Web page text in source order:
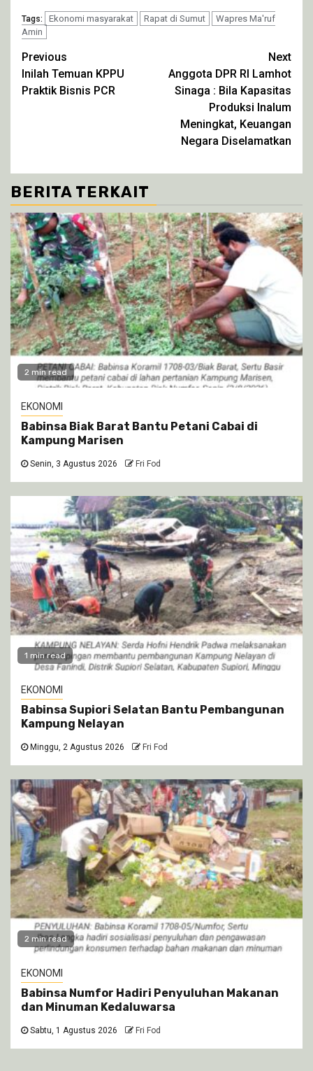
Twitter(Membuka
di
jendela
yang
Facebook(Membuka
di
jendela
WhatsApp(Membuka
di
jendela
Telegram(Membuka
di
jendela
Tags: Ekonomi masyarakat Rapat di Sumut
Wapres Ma'ruf
Amin
Continue
Reading
Previous
Inilah Temuan KPPU
Praktik Bisnis PCR
Next
Anggota DPR RI Lamhot
Sinaga : Bila Kapasitas
Produksi Inalum
Meningkat, Keuangan
Negara Diselamatkan
BERITA TERKAIT
2 min read
EKONOMI
Babinsa Biak Barat Bantu Petani Cabai di
Kampung Marisen
Senin, 3 Agustus 2026 Fri Fod
1 min read
EKONOMI
Babinsa Supiori Selatan Bantu Pembangunan
Kampung Nelayan
Minggu, 2 Agustus 2026 Fri Fod
2 min read
EKONOMI
Babinsa Numfor Hadiri Penyuluhan Makanan
dan Minuman Kedaluwarsa
Sabtu, 1 Agustus 2026 Fri Fod